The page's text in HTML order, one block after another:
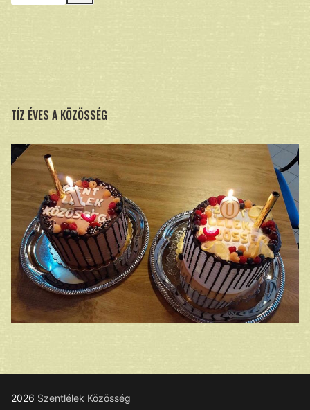
TÍZ ÉVES A KÖZÖSSÉG
2026 Szentlélek Közösség